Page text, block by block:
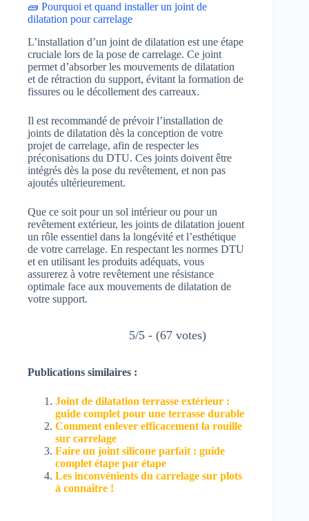
🧱 Pourquoi et quand installer un joint de
dilatation pour carrelage
L’installation d’un joint de dilatation est une étape
cruciale lors de la pose de carrelage. Ce joint
permet d’absorber les mouvements de dilatation
et de rétraction du support, évitant la formation de
fissures ou le décollement des carreaux.
Il est recommandé de prévoir l’installation de
joints de dilatation dès la conception de votre
projet de carrelage, afin de respecter les
préconisations du DTU. Ces joints doivent être
intégrés dès la pose du revêtement, et non pas
ajoutés ultérieurement.
Que ce soit pour un sol intérieur ou pour un
revêtement extérieur, les joints de dilatation jouent
un rôle essentiel dans la longévité et l’esthétique
de votre carrelage. En respectant les normes DTU
et en utilisant les produits adéquats, vous
assurerez à votre revêtement une résistance
optimale face aux mouvements de dilatation de
votre support.
5/5 - (67 votes)
Publications similaires :
Joint de dilatation terrasse extérieur :
guide complet pour une terrasse durable
Comment enlever efficacement la rouille
sur carrelage
Faire un joint silicone parfait : guide
complet étape par étape
Les inconvénients du carrelage sur plots
à connaître !